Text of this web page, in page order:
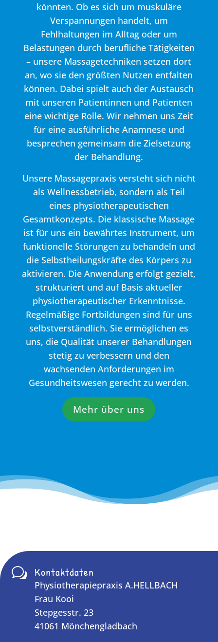
könnten. Ob es sich um muskuläre
Verspannungen handelt, um
Fehlhaltungen im Alltag oder um
Belastungen durch berufliche Tätigkeiten
– unsere Massagetechniken setzen dort
an, wo sie den größten Nutzen entfalten
können. Dabei spielt auch der Austausch
mit unseren Patientinnen und Patienten
eine wichtige Rolle. Wir nehmen uns Zeit
für eine ausführliche Anamnese und
besprechen gemeinsam die Zielsetzung
der Behandlung.
Unsere Massagepraxis versteht sich nicht
als Wellnessbetrieb, sondern als Teil
eines physiotherapeutischen
Gesamtkonzepts. Die klassische Massage
ist für uns ein bewährtes Instrument, um
funktionelle Störungen zu behandeln und
die Selbstheilungskräfte des Körpers zu
aktivieren. Die Anwendung erfolgt gezielt,
strukturiert und auf Basis aktueller
physiotherapeutischer Erkenntnisse.
Regelmäßige Fortbildungen sind für uns
selbstverständlich. Sie ermöglichen es
uns, die Qualität unserer Behandlungen
stetig zu verbessern und den
wachsenden Anforderungen im
Gesundheitswesen gerecht zu werden.
Mehr über uns
w Kontaktdaten
Physiotherapiepraxis A.HELLBACH
Frau Kooi
Stepgesstr. 23
41061 Mönchengladbach